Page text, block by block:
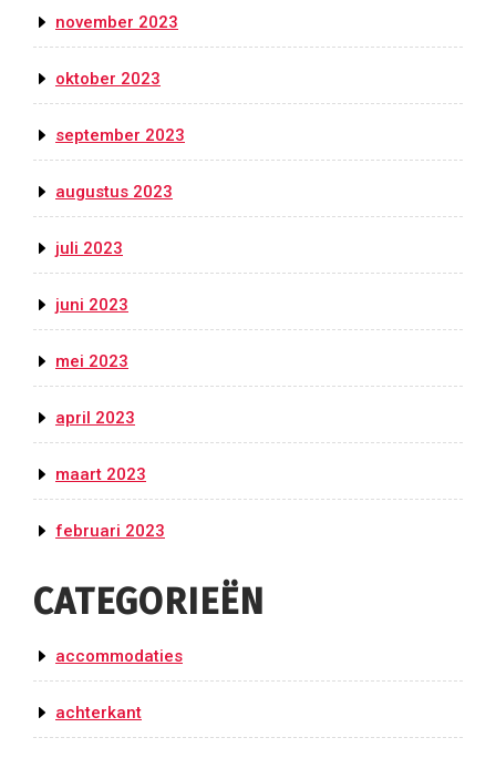
november 2023
oktober 2023
september 2023
augustus 2023
juli 2023
juni 2023
mei 2023
april 2023
maart 2023
februari 2023
CATEGORIEËN
accommodaties
achterkant